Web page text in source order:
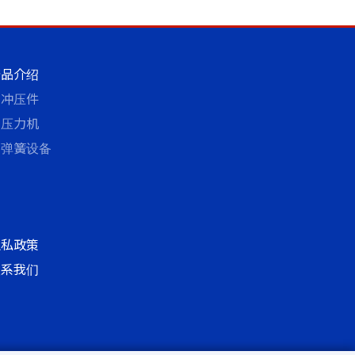
介绍
冲压件
压力机
弹簧设备
政策
我们